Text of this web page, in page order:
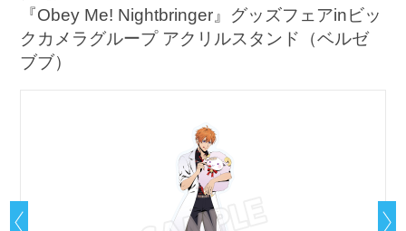
『Obey Me! Nightbringer』グッズフェアinビッ
クカメラグループ アクリルスタンド（ベルゼ
ブブ）